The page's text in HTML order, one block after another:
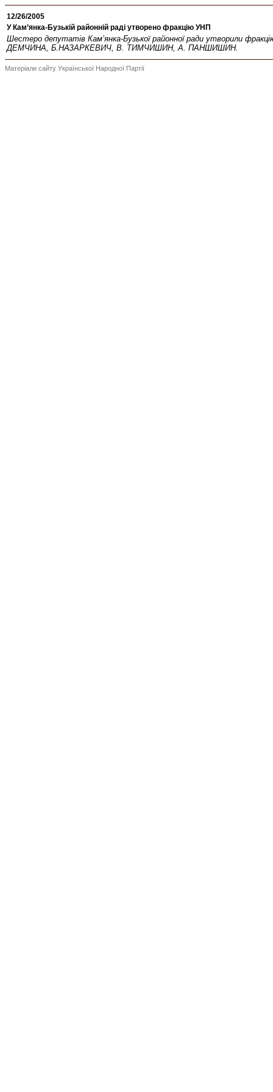
12/26/2005
У Кам’янка-Бузькій районній раді утворено фракцію УНП
Шестеро депутатів Кам’янка-Бузької районної ради утворили
ДЕМЧИНА, Б.НАЗАРКЕВИЧ, В. ТИМЧИШИН, А. ПАНШИШИН.
Матеріали сайту Української Народної Партії